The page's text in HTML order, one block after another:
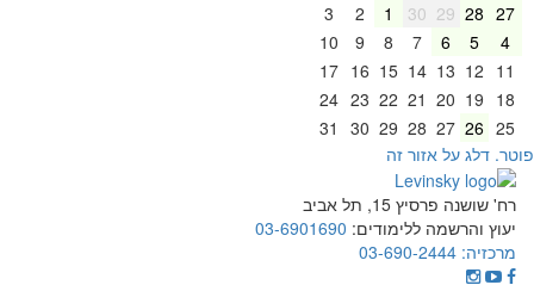
27
28
29
30
2
3
4
5
6
7
8
9
10
11
12
13
14
15
16
17
18
19
20
21
22
23
24
25
26
27
28
29
30
31
דלג על אזור זה
רח' שושנה פרסיץ 15, תל אביב
יעוץ והרשמה ללימודים: 03-6901690
מרכזיה: 03-690-2444